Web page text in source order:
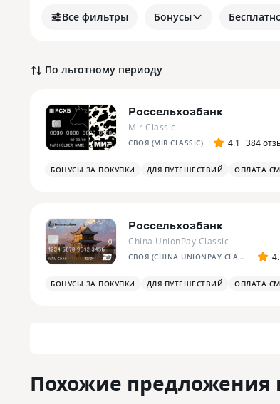
Все фильтры Бонусы
По льготному периоду
Россельхозбанк
Mir Classic
СВОЯ (MIR CLASSIC) 4.1 384
БОНУСЫ ЗА ПОКУПКИ ДЛЯ ПУТЕШЕСТВИЙ ОПЛАТА
Россельхозбанк
China UnionPay Classic
СВОЯ (CHINA UNIONPAY CLASSIC)
БОНУСЫ ЗА ПОКУПКИ ДЛЯ ПУТЕШЕСТВИЙ ОПЛАТА
Похожие предложения